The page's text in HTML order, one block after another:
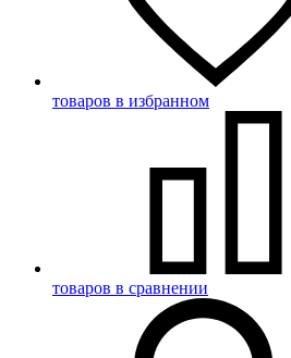
товаров в избранном
товаров в сравнении